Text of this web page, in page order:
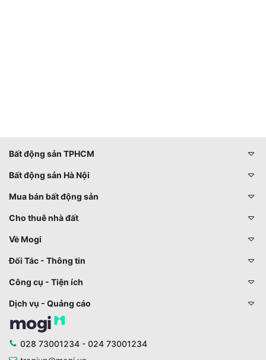
Bất động sản TPHCM
Bất động sản Hà Nội
Mua bán bất động sản
Cho thuê nhà đất
Về Mogi
Đối Tác - Thông tin
Công cụ - Tiện ích
Dịch vụ - Quảng cáo
028 73001234 - 024 73001234